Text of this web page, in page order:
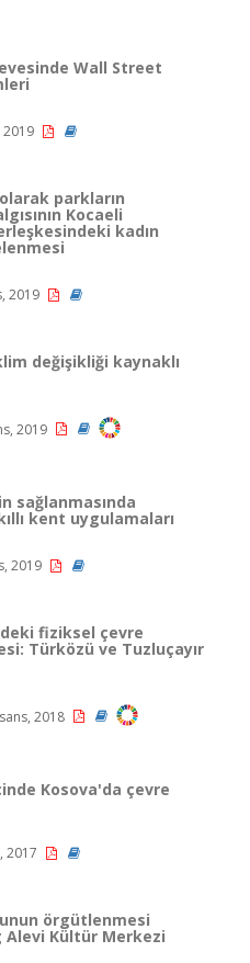
Wall Street
2019
parkların
Kocaeli
kadın
2019
değişikliği kaynaklı
2019
sağlanmasında
kent uygulamaları
2019
fiziksel çevre
Türközü ve Tuzluçayır
2018
Kosova'da çevre
2017
örgütlenmesi
Alevi Kültür Merkezi